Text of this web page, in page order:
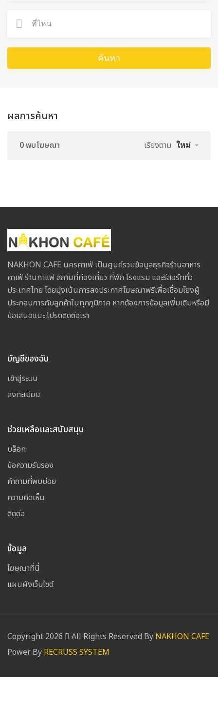
ค้นหา
ผลการค้นหา
0 พบโฆษณา เรียงตาม ใหม่
NAKHON CAFE นครคาเฟ่ เป็นศูนย์รวมข้อมูลธุรกิจร้านอาหาร
คาเฟ่ ร้านกาแฟ สถานที่ท่องเที่ยว ที่พัก โรงแรม และรีสอร์ททั่ว
ประเทศไทย โดยมุ่งเน้นการลงประกาศโฆษณาฟรีเพื่อเชื่อมโยงผู้
ประกอบการกับลูกค้าในทุกภูมิภาค หากต้องการข้อมูลเพิ่มเติมหรือมี
ข้อเสนอแนะ โปรดติดต่อเรา
บัญชีของฉัน
เข้าสู่ระบบ
ลงทะเบียน
ช่วยเหลือและสนับสนุน
บล็อก
ข้อความรับรอง
คำถามที่พบบ่อย
ความคิดเห็น
ติดต่อ
ข้อมูล
โฆษณาที่นี่
แผนผังเว็บไซต์
Copyright 2026 All Rights Reserved By NAKHON CAFE
Power By RECRUSS SYSTEM